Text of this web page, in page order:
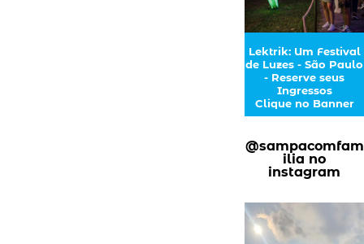
Lektrik: Um Festival
de Luzes - São Paulo
- Reserve seus
Ingressos
Clique no Banner
@sampacomfam
ilia no
instagram